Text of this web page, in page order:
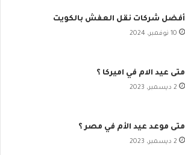
أفضل شركات نقل العفش بالكويت
10 نوفمبر، 2024
متى عيد الام في اميركا ؟
2 ديسمبر، 2023
متى موعد عيد الأم في مصر ؟
2 ديسمبر، 2023